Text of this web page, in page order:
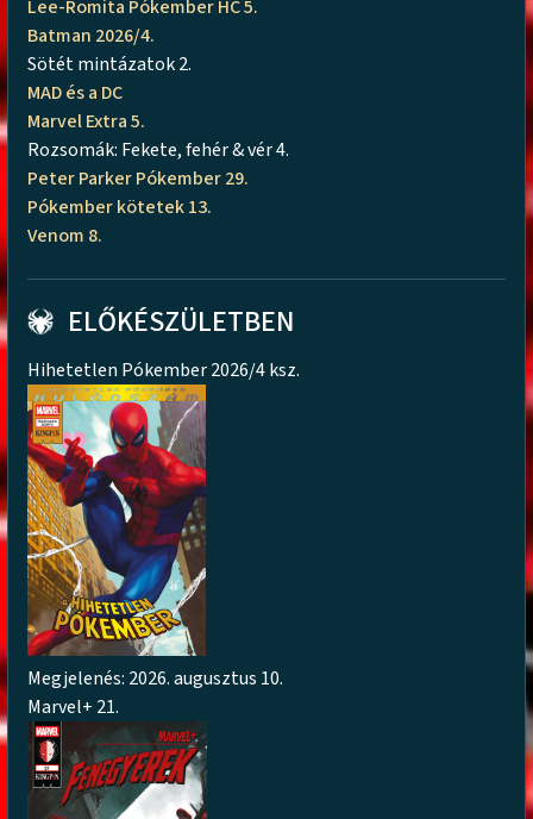
Lee-Romita Pókember HC 5.
Batman 2026/4.
Sötét mintázatok 2.
MAD és a DC
Marvel Extra 5.
Rozsomák: Fekete, fehér & vér 4.
Peter Parker Pókember 29.
Pókember kötetek 13.
Venom 8.
ELŐKÉSZÜLETBEN
Hihetetlen Pókember 2026/4 ksz.
Megjelenés: 2026. augusztus 10.
Marvel+ 21.